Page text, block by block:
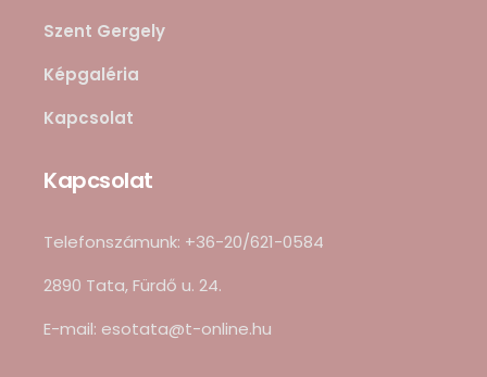
Szent Gergely
Képgaléria
Kapcsolat
Kapcsolat
Telefonszámunk: +36-20/621-0584
2890 Tata, Fürdő u. 24.
E-mail: esotata@t-online.hu